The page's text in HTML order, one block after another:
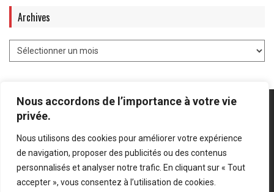
Nous accordons de l’importance à votre vie
privée.
Nous utilisons des cookies pour améliorer votre expérience
de navigation, proposer des publicités ou des contenus
personnalisés et analyser notre trafic. En cliquant sur « Tout
accepter », vous consentez à l’utilisation de cookies.
Archives
Mentions légales Politique de confidentialité
Bluesky
LinkedIn
Twitter